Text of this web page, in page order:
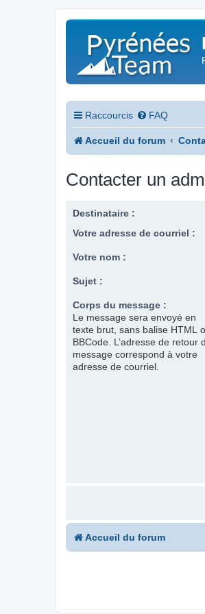
Raccourcis FAQ
Accueil du forum
Contacter un
Destinataire :
Votre adresse de courriel :
Votre nom :
Sujet :
Corps du message :
Le message sera envoyé en
texte brut, sans balise HTML
BBCode. L’adresse de retour
message correspond à votre
adresse de courriel.
Accueil du forum